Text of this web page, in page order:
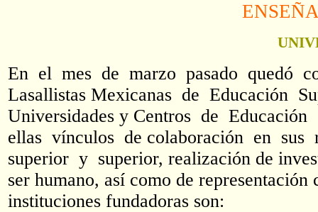
En el mes de marzo pasado quedó
Lasallistas Mexicanas de Educación
Universidades y Centros de
ellas vínculos de colaboración en sus
superior y superior, realización de
ser humano, así como de
instituciones fundadoras son: